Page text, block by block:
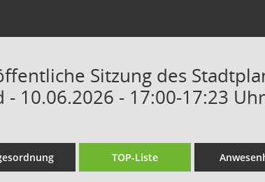
Sitzung des
- 10.06.2026 - 17:00-17:23 Uhr
TOP-Liste